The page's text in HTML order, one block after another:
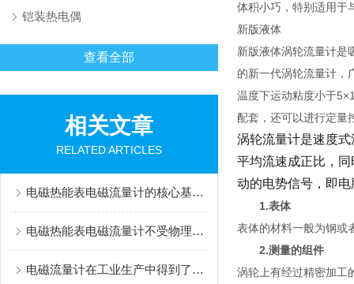
铠装热电偶
查看全部
相关文章
RELATED ARTICLES
电磁热能表电磁流量计的核心基于法拉第电磁感应定律
电磁热能表电磁流量计不受物理参数影响
电磁流量计在工业生产中得到了广泛应用
体积小巧，特别适用于
新版液体
新版液体涡轮流量计是
的新一代涡轮流量计，
温度下运动粘度小于
配套，还可以进行定量
涡轮流量计是速度
平均流速成正比，
动的电势信号，即
1.表体
表体的材料一般为钢或
2.测量的组件
涡轮上有经过精密加工